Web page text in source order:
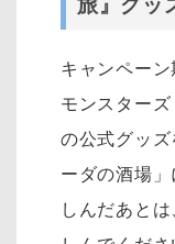
キャンペー
モンスター
の公式グッ
ーダの酒場
しんだあと